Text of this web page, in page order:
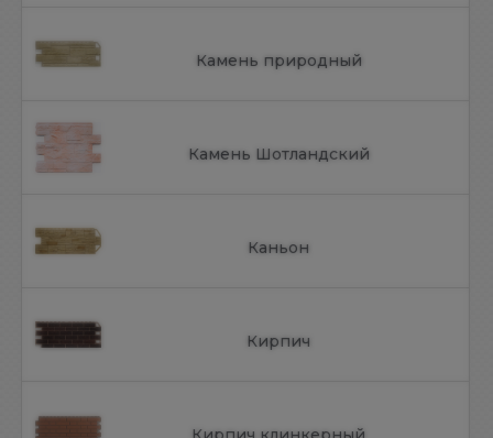
Камень природный
Камень Шотландский
Каньон
Кирпич